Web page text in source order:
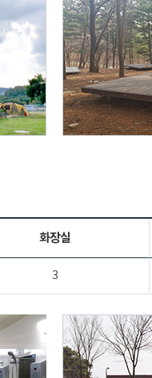
화장실
3